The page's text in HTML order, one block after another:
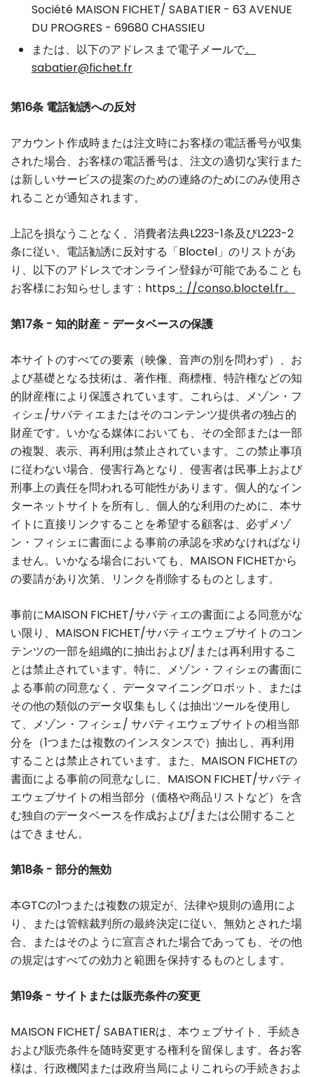
Société MAISON FICHET/ SABATIER - 63 AVENUE
DU PROGRES - 69680 CHASSIEU
または、以下のアドレスまで電子メールで。
sabatier@fichet.fr
第16条 電話勧誘への反対
アカウント作成時または注文時にお客様の電話番号が収集
された場合、お客様の電話番号は、注文の適切な実行また
は新しいサービスの提案のための連絡のためにのみ使用さ
れることが通知されます。
上記を損なうことなく、消費者法典L223-1条及びL223-2
条に従い、電話勧誘に反対する「Bloctel」のリストがあ
り、以下のアドレスでオンライン登録が可能であることも
お客様にお知らせします：https ：//conso.bloctel.fr。
第17条 - 知的財産 - データベースの保護
本サイトのすべての要素（映像、音声の別を問わず）、お
よび基礎となる技術は、著作権、商標権、特許権などの知
的財産権により保護されています。これらは、メゾン・フ
ィシェ/サバティエまたはそのコンテンツ提供者の独占的
財産です。いかなる媒体においても、その全部または一部
の複製、表示、再利用は禁止されています。この禁止事項
に従わない場合、侵害行為となり、侵害者は民事上および
刑事上の責任を問われる可能性があります。個人的なイン
ターネットサイトを所有し、個人的な利用のために、本サ
イトに直接リンクすることを希望する顧客は、必ずメゾ
ン・フィシェに書面による事前の承認を求めなければなり
ません。いかなる場合においても、MAISON FICHETから
の要請があり次第、リンクを削除するものとします。
事前にMAISON FICHET/サバティエの書面による同意がな
い限り、MAISON FICHET/サバティエウェブサイトのコン
テンツの一部を組織的に抽出および/または再利用するこ
とは禁止されています。特に、メゾン・フィシェの書面に
よる事前の同意なく、データマイニングロボット、または
その他の類似のデータ収集もしくは抽出ツールを使用し
て、メゾン・フィシェ/ サバティエウェブサイトの相当部
分を（1つまたは複数のインスタンスで）抽出し、再利用
することは禁止されています。また、MAISON FICHETの
書面による事前の同意なしに、MAISON FICHET/サバティ
エウェブサイトの相当部分（価格や商品リストなど）を含
む独自のデータベースを作成および/または公開すること
はできません。
第18条 - 部分的無効
本GTCの1つまたは複数の規定が、法律や規則の適用によ
り、または管轄裁判所の最終決定に従い、無効とされた場
合、またはそのように宣言された場合であっても、その他
の規定はすべての効力と範囲を保持するものとします。
第19条 - サイトまたは販売条件の変更
MAISON FICHET/ SABATIERは、本ウェブサイト、手続き
および販売条件を随時変更する権利を留保します。各お客
様は、行政機関または政府当局によりこれらの手続きおよ